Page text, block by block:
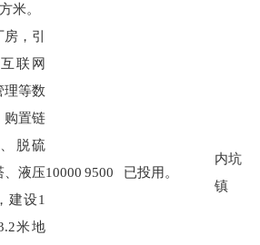
米。
，引
联网
理等数
购置链
脱硫
、液压
建设1
米地
10000 9500 已投用。
内坑
镇